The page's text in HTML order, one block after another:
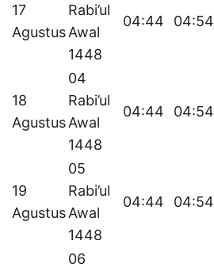
17
Agustus
Rabi’ul
Awal
1448
04:44 04:54
18
Agustus
04
Rabi’ul
Awal
1448
04:44 04:54
19
Agustus
05
Rabi’ul
Awal
1448
04:44 04:54
06